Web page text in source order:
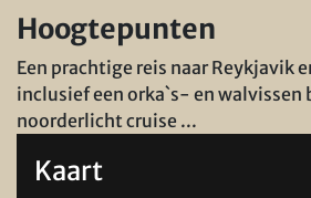
Hoogtepunten
Een prachtige reis naar Reykjavik
inclusief een orka`s- en walvissen
noorderlicht cruise ...
Kaart